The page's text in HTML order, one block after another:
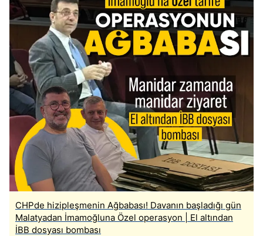
CHPde hizipleşmenin Ağbabası! Davanın başladığı gün
Malatyadan İmamoğluna Özel operasyon | El altından
İBB dosyası bombası